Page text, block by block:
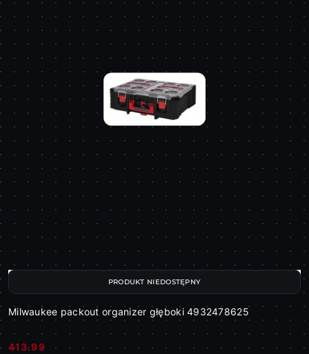
Milwaukee packout organizer głęboki 4932478625
413.99
PRODUKT NIEDOSTĘPNY